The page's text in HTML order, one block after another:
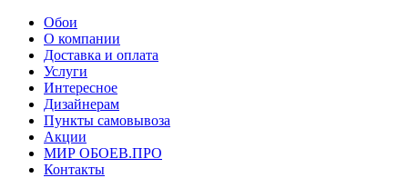
Обои
О компании
Доставка и оплата
Услуги
Интересное
Дизайнерам
Пункты самовывоза
Акции
МИР ОБОЕВ.ПРО
Контакты